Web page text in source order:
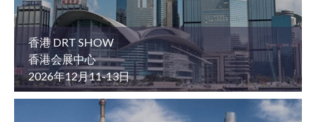
香港 DRT SHOW
香港会展中心
2026年12月11-13日